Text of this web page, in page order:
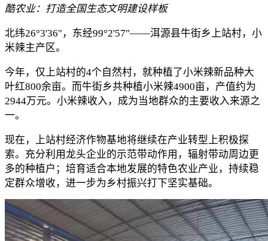
酷农业： 打造全国生态文明建设样板
北纬26°3'36"，东经99°2'57"——洱源县牛街乡上站村，小
米辣主产区。
今年，仅上站村的4个自然村，就种植了小米辣新品种大
叶红800余亩。而牛街乡共种植小米辣4900亩，产值约为
2944万元。小米辣收入，成为当地群众的主要收入来源之
一。
现在，上站村经济作物基地将继续在产业转型上积极探
索。充分利用龙头企业的示范带动作用，辐射带动周边更
多的种植户；培育适合本地发展的特色农业产业，持续稳
定群众增收，进一步为乡村振兴打下坚实基础。